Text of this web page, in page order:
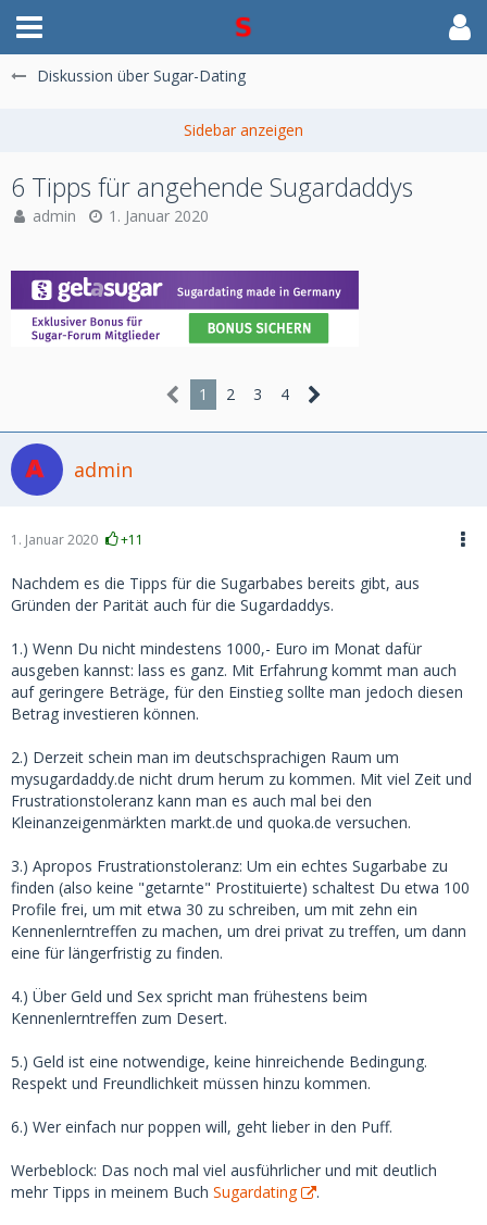
Diskussion über Sugar-Dating
6 Tipps für angehende Sugardaddys
admin 1. Januar 2020
1 2 3 4
admin
1. Januar 2020 +11
Nachdem es die Tipps für die Sugarbabes bereits gibt, aus
Gründen der Parität auch für die Sugardaddys.
1.) Wenn Du nicht mindestens 1000,- Euro im Monat dafür
ausgeben kannst: lass es ganz. Mit Erfahrung kommt man auch
auf geringere Beträge, für den Einstieg sollte man jedoch diesen
Betrag investieren können.
2.) Derzeit schein man im deutschsprachigen Raum um
mysugardaddy.de nicht drum herum zu kommen. Mit viel Zeit und
Frustrationstoleranz kann man es auch mal bei den
Kleinanzeigenmärkten markt.de und quoka.de versuchen.
3.) Apropos Frustrationstoleranz: Um ein echtes Sugarbabe zu
finden (also keine "getarnte" Prostituierte) schaltest Du etwa 100
Profile frei, um mit etwa 30 zu schreiben, um mit zehn ein
Kennenlerntreffen zu machen, um drei privat zu treffen, um dann
eine für längerfristig zu finden.
4.) Über Geld und Sex spricht man frühestens beim
Kennenlerntreffen zum Desert.
5.) Geld ist eine notwendige, keine hinreichende Bedingung.
Respekt und Freundlichkeit müssen hinzu kommen.
6.) Wer einfach nur poppen will, geht lieber in den Puff.
Werbeblock: Das noch mal viel ausführlicher und mit deutlich
mehr Tipps in meinem Buch Sugardating .